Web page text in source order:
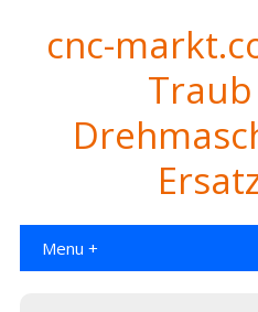
cnc-
Traub
Menu +